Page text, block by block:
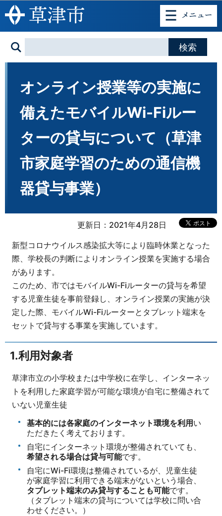
このページの本文へ移動
オンライン授業等の実施に
備えたモバイルWi-Fiルー
ターの貸与について（草津
市家庭学習のための通信機
器貸与事業）
更新日：2021年4月28日
新型コロナウイルス感染拡大等により臨時休業となった
際、学校長の判断によりオンライン授業を実施する場合
があります。
このため、市ではモバイルWi-Fiルーターの貸与を希望
する児童生徒を事前登録し、オンライン授業の実施が決
定した際、モバイルWi-Fiルーターとタブレット端末を
セットで貸与する事業を実施しています。
1.利用対象者
草津市立の小学校または中学校に在学し、インターネッ
トを利用した家庭学習が可能な環境が自宅に整備されて
いない児童生徒
基本的には各家庭のインターネット環境を利用 い
ただきたく考えております。
自宅にインターネット環境が整備されていても、
希望される場合は貸与可能です。
自宅にWi-Fi環境は整備されているが、児童生徒
が家庭学習に利用できる端末がないという場合、
タブレット端末のみ貸与することも可能です。
（タブレット端末の貸与については学校に問い合
わせください。）